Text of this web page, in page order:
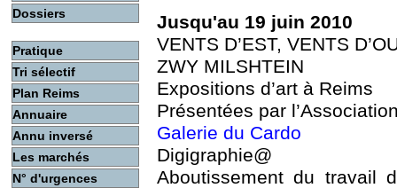
Dossiers
Pratique
Tri sélectif
Plan Reims
Annuaire
Annu inversé
Les marchés
N° d'urgences
Jusqu'au 19 juin 2010
VENTS D’EST, VENTS
ZWY MILSHTEIN
Expositions d’art à Reims
Présentées par
Galerie du Cardo
Digigraphie@
Aboutissement du travail